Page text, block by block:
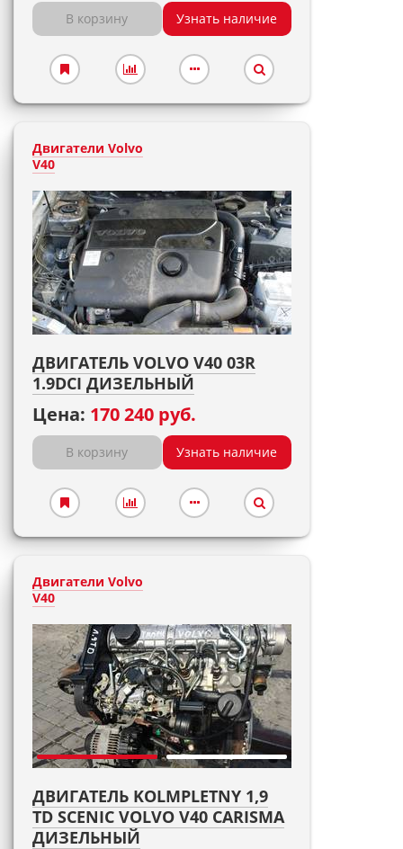
В корзину Узнать наличие
Двигатели Volvo
V40
ДВИГАТЕЛЬ VOLVO V40 03R
1.9DCI ДИЗЕЛЬНЫЙ
Цена: 170 240 руб.
В корзину Узнать наличие
Двигатели Volvo
V40
ДВИГАТЕЛЬ KOLMPLETNY 1,9
TD SCENIC VOLVO V40 CARISMA
ДИЗЕЛЬНЫЙ